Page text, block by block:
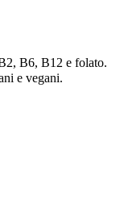
B6, B12 e folato.
e vegani.